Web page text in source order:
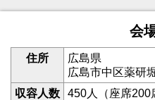
会
住所
広島県
広島市中区薬研
収容人数
450人（座席200